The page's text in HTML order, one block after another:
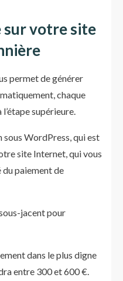
sur votre site
permet de générer
chaque
supérieure.
sous WordPress, qui est
site Internet, qui vous
paiement de
jacent pour
dans le plus digne
entre 300 et 600 €.